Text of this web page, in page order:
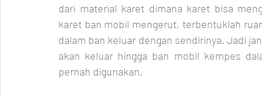
dari material karet dimana karet bisa
karet ban mobil mengerut, terbentuklah
dalam ban keluar dengan sendirinya. Jadi
akan keluar hingga ban mobil kempes
pernah digunakan.